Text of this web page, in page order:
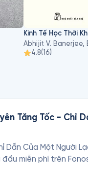
Kinh Tế Học Thời
4.8(16)
Tăng Tốc - Chỉ
Dẫn Của Một Người
miễn phí trên